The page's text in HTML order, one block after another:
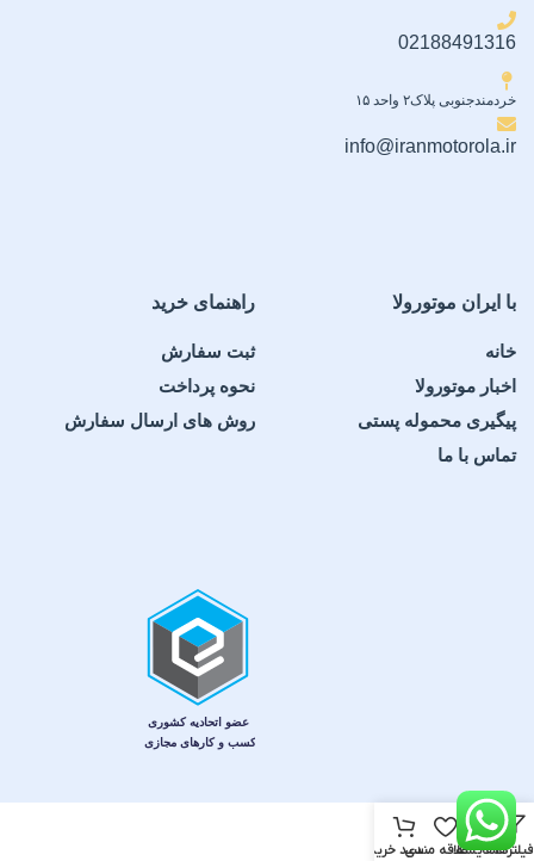
02188491316
خردمندجنوبی پلاک۲ واحد ۱۵
info@iranmotorola.ir
با ایران موتورولا
خانه
اخبار موتورولا
پیگیری محموله پستی
تماس با ما
راهنمای خرید
ثبت سفارش
نحوه پرداخت
روش های ارسال سفارش
فیلترهامقایسهعلاقه مندیسبد خرید